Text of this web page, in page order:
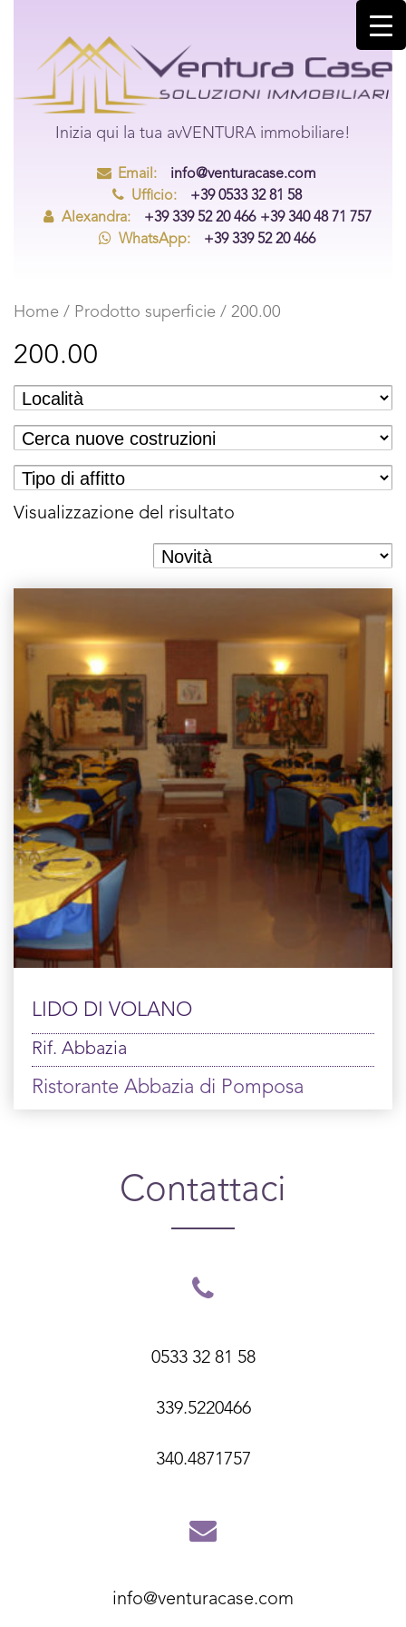
Inizia qui la tua avVENTURA immobiliare!
Email:
info@venturacase.com
Ufficio:
+39 0533 32 81 58
Alexandra:
+39 339 52 20 466 +39 340 48 71 757
WhatsApp:
+39 339 52 20 466
Home / Prodotto superficie / 200.00
200.00
Visualizzazione del risultato
LIDO DI VOLANO
Rif. Abbazia
Ristorante Abbazia di Pomposa
Contattaci
0533 32 81 58
339.5220466
340.4871757
info@venturacase.com